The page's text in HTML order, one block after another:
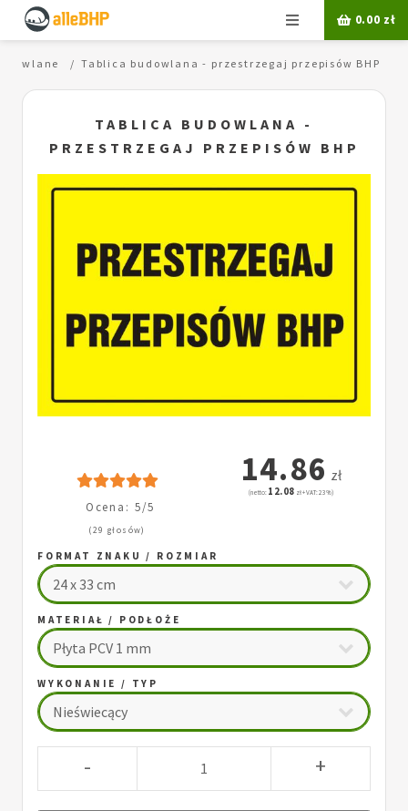
Menu 0.00 zł
Tablica budowlana - przestrzegaj przepisów BHP
TABLICA BUDOWLANA -
PRZESTRZEGAJ PRZEPISÓW BHP
Ocena: 5/5
(29 głosów)
14.86 zł
(netto: 12.08 zł + VAT: 23%)
FORMAT ZNAKU / ROZMIAR
MATERIAŁ / PODŁOŻE
WYKONANIE / TYP
- +